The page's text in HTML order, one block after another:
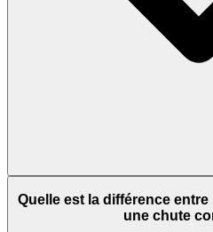
Quelle est la différence
une chute